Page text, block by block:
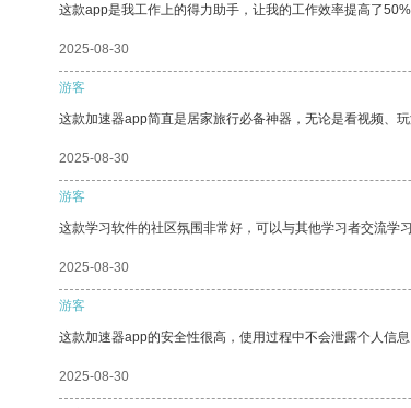
这款app是我工作上的得力助手，让我的工作效率提高了
2025-08-30
游客
这款加速器app简直是居家旅行必备神器，无论是看视频、
2025-08-30
游客
这款学习软件的社区氛围非常好，可以与其他学习者交流学习
2025-08-30
游客
这款加速器app的安全性很高，使用过程中不会泄露个人信
2025-08-30